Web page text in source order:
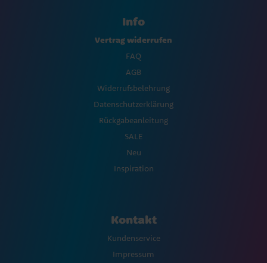
Info
Vertrag widerrufen
FAQ
AGB
Widerrufsbelehrung
Datenschutzerklärung
Rückgabeanleitung
SALE
Neu
Inspiration
Kontakt
Kundenservice
Impressum